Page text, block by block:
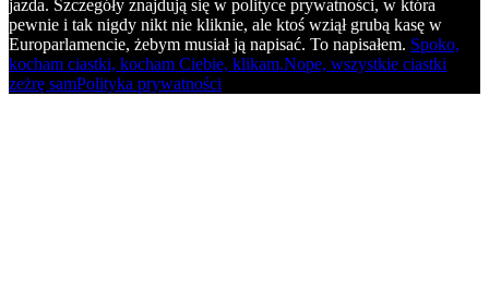
jazda. Szczegóły znajdują się w polityce prywatności, w która
pewnie i tak nigdy nikt nie kliknie, ale ktoś wziął grubą kasę w
Europarlamencie, żebym musiał ją napisać. To napisałem. Spoko,
kocham ciastki, kocham Ciebie, klikam.Nope, wszystkie ciastki
zeżrę samPolityka prywatności